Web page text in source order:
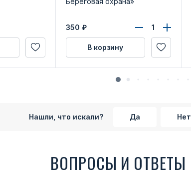
350 ₽
В корзину
Нашли, что искали? Да Нет
ВОПРОСЫ И ОТВЕТЫ